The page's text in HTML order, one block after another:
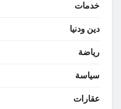
خدمات
دين ودنيا
رياضة
سياسة
عقارات